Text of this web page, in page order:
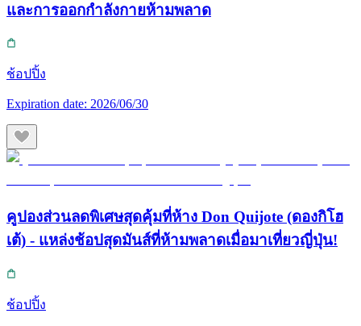
และการออกกำลังกายห้ามพลาด
ช้อปปิ้ง
Expiration date: 2026/06/30
คูปองส่วนลดพิเศษสุดคุ้มที่ห้าง Don Quijote (ดองกิโฮ
เต้) - แหล่งช้อปสุดมันส์ที่ห้ามพลาดเมื่อมาเที่ยวญี่ปุ่น!
ช้อปปิ้ง